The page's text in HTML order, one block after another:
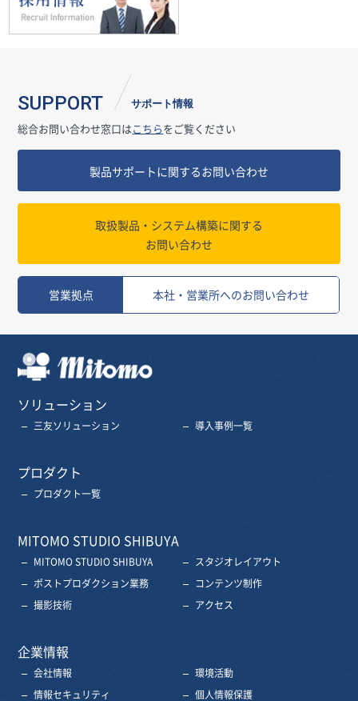
SUPPORT サポート情報
総合お問い合わせ窓口はこちらをご覧ください
製品サポートに関するお問い合わせ
取扱製品・システム構築に関する
お問い合わせ
営業拠点 本社・営業所へのお問い合わせ
ソリューション
三友ソリューション 導入事例一覧
プロダクト
プロダクト一覧
MITOMO STUDIO SHIBUYA
MITOMO STUDIO SHIBUYA
スタジオレイアウト
ポストプロダクション業務
コンテンツ制作
撮影技術
アクセス
企業情報
会社情報
環境活動
情報セキュリティ
個人情報保護